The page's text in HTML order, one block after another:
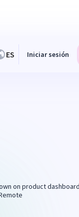
ES Iniciar sesión